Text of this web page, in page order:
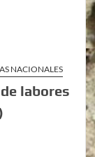
NACIONALES
labores